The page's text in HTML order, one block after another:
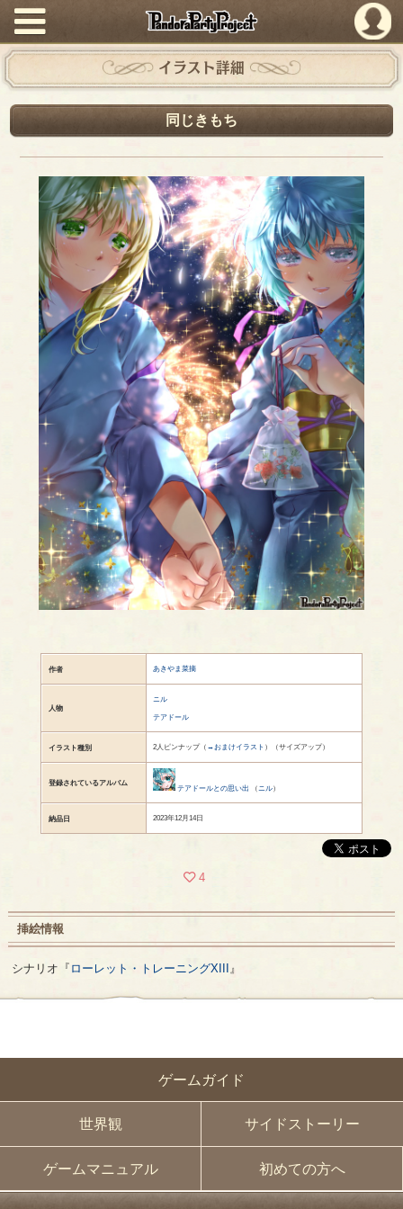
PandoraPartyProject
ゲームガイド
世界観 サイドストーリー
ゲームマニュアル 初めての方へ
イラスト詳細
同じきもち
作者 あきやま菜摘
人物
ニル
テアドール
イラスト種別 2人ピンナップ（ →おまけイラスト ）（サイズアップ）
登録されているアルバム
テアドールとの思い出 （ ニル）
納品日 2023年12月14日
4
挿絵情報
シナリオ『 ローレット・トレーニングXIII 』